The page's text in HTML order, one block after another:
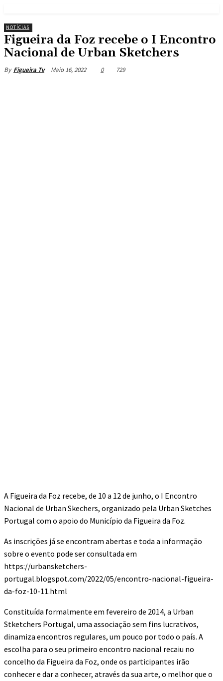
NOTÍCIAS
Figueira da Foz recebe o I Encontro
Nacional de Urban Sketchers
By Figueira Tv Maio 16, 2022 0 729
A Figueira da Foz recebe, de 10 a 12 de junho, o I Encontro
Nacional de Urban Skechers, organizado pela Urban Sketches
Portugal com o apoio do Município da Figueira da Foz.
As inscrições já se encontram abertas e toda a informação
sobre o evento pode ser consultada em
https://urbansketchers-
portugal.blogspot.com/2022/05/encontro-nacional-figueira-
da-foz-10-11.html
Constituída formalmente em fevereiro de 2014, a Urban
Stketchers Portugal, uma associação sem fins lucrativos,
dinamiza encontros regulares, um pouco por todo o país. A
escolha para o seu primeiro encontro nacional recaiu no
concelho da Figueira da Foz, onde os participantes irão
conhecer e dar a conhecer, através da sua arte, o melhor que o